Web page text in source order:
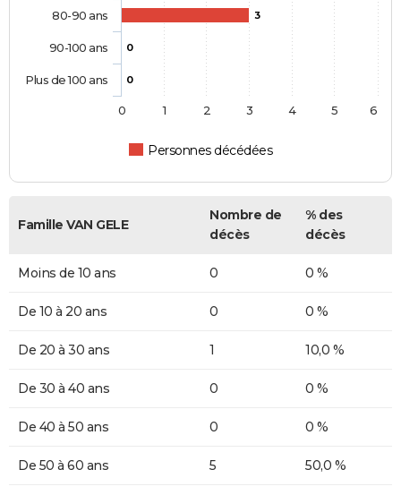
3
0
0
Personnes décédées
80-90 ans
90-100 ans
Plus de 100 ans
0 1 2 3 4 5 6
Famille VAN GELE
Nombre de
décès
% des
décès
Moins de 10 ans 0 0 %
De 10 à 20 ans 0 0 %
De 20 à 30 ans 1 10,0 %
De 30 à 40 ans 0 0 %
De 40 à 50 ans 0 0 %
De 50 à 60 ans 5 50,0 %